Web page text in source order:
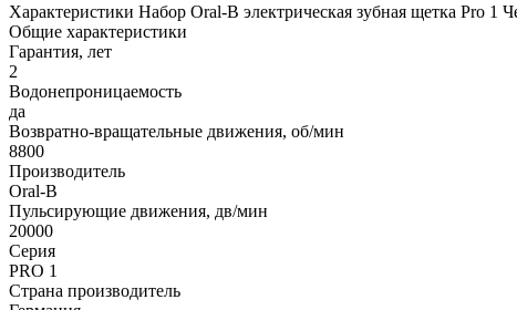
Характеристики Набор Oral-B электрическая зубная щетка Pro
Общие характеристики
Гарантия, лет
2
Водонепроницаемость
да
Возвратно-вращательные движения, об/мин
8800
Производитель
Oral-B
Пульсирующие движения, дв/мин
20000
Серия
PRO 1
Страна производитель